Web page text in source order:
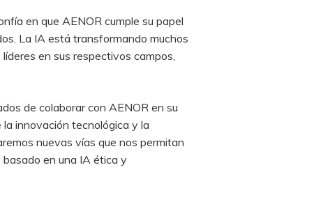
en que AENOR cumple su papel
La IA está transformando muchos
en sus respectivos campos,
de colaborar con AENOR en su
innovación tecnológica y la
nuevas vías que nos permitan
basado en una IA ética y